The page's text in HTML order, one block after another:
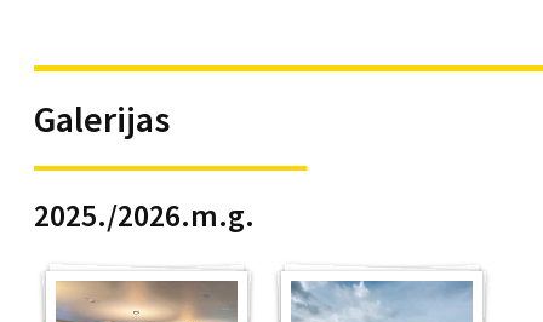
Galerijas
2025./2026.m.g.